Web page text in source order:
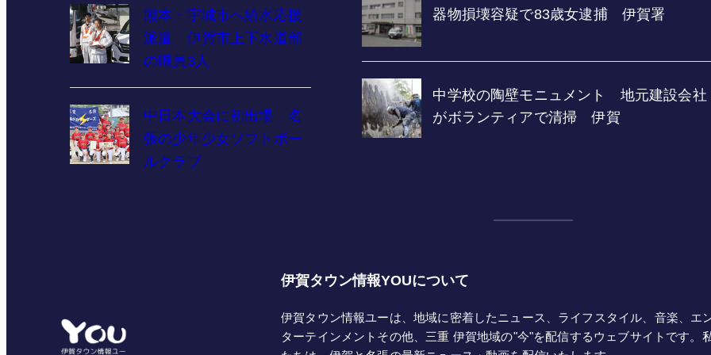
熊本・宇城市へ給水応援
派遣 伊賀市上下水道部
の職員3人
中日本大会に初出場 名
張の少年少女ソフトボー
ルクラブ
伊賀タウン情報YOUについて
伊賀タウン情報ユーは、地域に密着したニュース、ライフスタイル、音楽、エ
ターテインメントその他、三重 伊賀地域の"今"を配信するウェブサイトです。